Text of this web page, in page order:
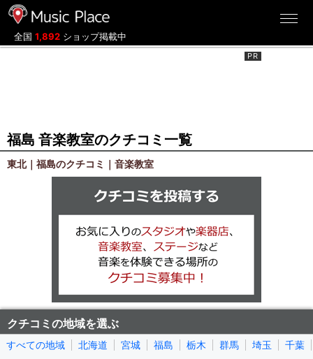
全国 1,892 ショップ掲載中
福島 音楽教室のクチコミ一覧
東北｜福島のクチコミ｜音楽教室
クチコミの地域を選ぶ
すべての地域 北海道 宮城 福島 栃木 群馬 埼玉
千葉